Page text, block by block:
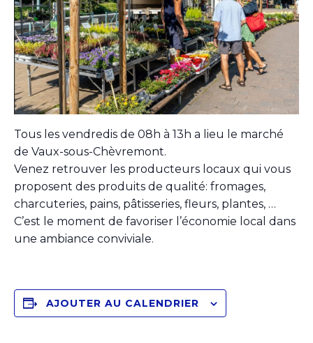
Tous les vendredis de 08h à 13h a lieu le marché
de Vaux-sous-Chèvremont.
Venez retrouver les producteurs locaux qui vous
proposent des produits de qualité: fromages,
charcuteries, pains, pâtisseries, fleurs, plantes, …
C’est le moment de favoriser l’économie local dans
une ambiance conviviale.
AJOUTER AU CALENDRIER